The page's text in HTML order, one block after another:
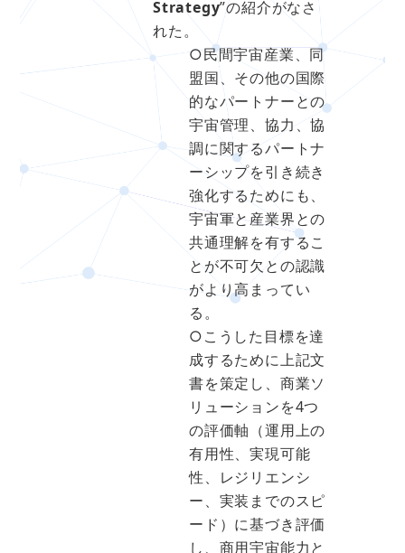
Strategy”の紹介がなさ
れた。
○民間宇宙産業、同
盟国、その他の国際
的なパートナーとの
宇宙管理、協力、協
調に関するパートナ
ーシップを引き続き
強化するためにも、
宇宙軍と産業界との
共通理解を有するこ
とが不可欠との認識
がより高まってい
る。
○こうした目標を達
成するために上記文
書を策定し、商業ソ
リューションを4つ
の評価軸（運用上の
有用性、実現可能
性、レジリエンシ
ー、実装までのスピ
ード）に基づき評価
し、商用宇宙能力と